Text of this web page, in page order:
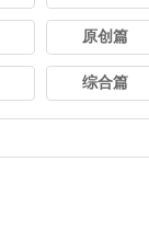
原创篇
综合篇